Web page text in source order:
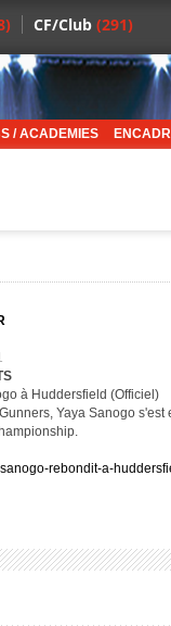
CF/Club (291)
/ ACADEMIES
à Huddersfield (Officiel)
Yaya Sanogo s'est
rebondit-a-